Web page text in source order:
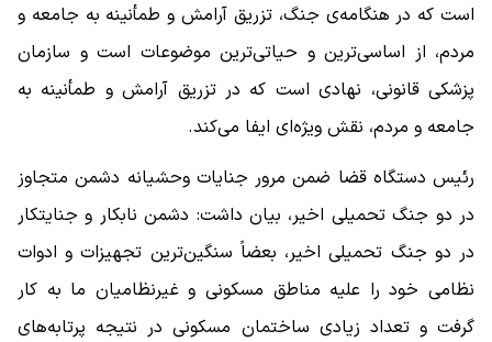
است که در هنگامه‌ی جنگ، تزریق آرامش و طمأنینه به جامعه و
مردم، از اساسی‌ترین و حیاتی‌ترین موضوعات است و سازمان
پزشکی قانونی، نهادی است که در تزریق آرامش و طمأنینه به
جامعه و مردم، نقش ویژه‌ای ایفا می‌کند.
رئیس دستگاه قضا ضمن مرور جنایات وحشیانه دشمن متجاوز
در دو جنگ تحمیلی اخیر، بیان داشت: دشمن نابکار و جنایتکار
در دو جنگ تحمیلی اخیر، بعضاً سنگین‌ترین تجهیزات و ادوات
نظامی خود را علیه مناطق مسکونی و غیرنظامیان ما به کار
گرفت و تعداد زیادی ساختمان مسکونی در نتیجه پرتابه‌های